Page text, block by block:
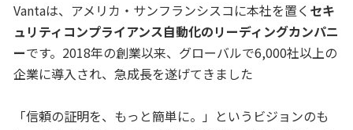
Vantaは、アメリカ・サンフランシスコに本社を置く セキ
ュリティコンプライアンス自動化のリーディングカンパニ
ーです。2018年の創業以来、グローバルで6,000社以上の
企業に導入され、急成長を遂げてきました
「信頼の証明を、もっと簡単に。」というビジョンのも